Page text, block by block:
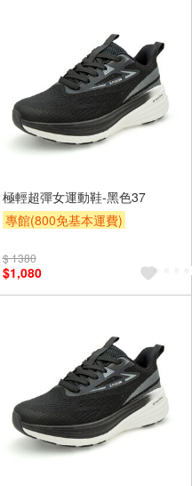
極輕超彈女運動鞋-黑色37
專館(800免基本運費)
$ 1380
$1,080